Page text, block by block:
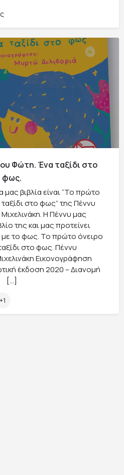
Φώτη. Ένα ταξίδι στο
φως.
βιβλία είναι “Το πρώτο
στο φως” της Πέννυ
Η Πέννυ μας
της και μας προτείνει
με το φως. Το πρώτο όνειρο
στο φως. Πέννυ
Εικονογράφηση
έκδοση 2020 – Διανομή
[…]
+1